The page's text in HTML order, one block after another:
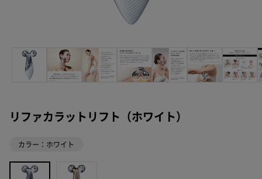
リファカラットリフト（ホワイト）
カラー：ホワイト